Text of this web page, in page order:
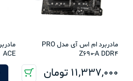
مادربرد ام اس آی مدل PRO
Z690-A DDR4
11,337,000 تومان
ACE